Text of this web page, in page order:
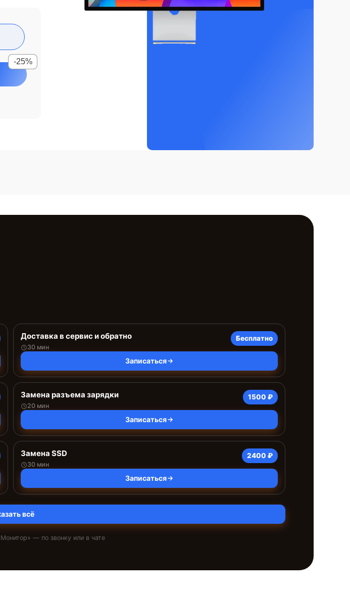
-25%
Доставка в сервис и обратно
30 мин
Бесплатно
Записаться
Замена разъема зарядки
20 мин
1500 ₽
Записаться
Замена SSD
30 мин
2400 ₽
Записаться
всё
Монитор» — по звонку или в чате